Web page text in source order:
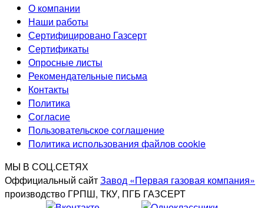
О компании
Наши работы
Сертифицировано Газсерт
Сертификаты
Опросные листы
Рекомендательные письма
Контакты
Политика
Согласие
Пользовательское соглашение
Политика использования файлов cookie
МЫ В СОЦ.СЕТЯХ
Оффициальный сайтЗавод «Первая газовая компания»
производство ГРПШ, ТКУ, ПГБ ГАЗСЕРТ